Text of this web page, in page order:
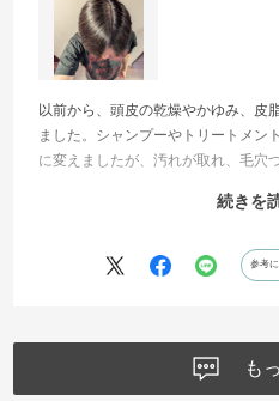
以前から、頭皮の乾燥やかゆみ、皮
ました。シャンプーやトリートメン
に変えましたが、汚れが取れ、毛穴
いきました。今では欠かせないアイ
続きを
参考
も